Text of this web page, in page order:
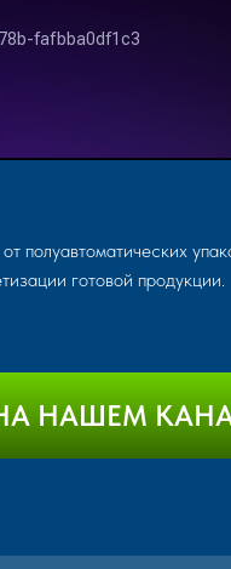
полуавтоматических
готовой продукции.
НАШЕМ